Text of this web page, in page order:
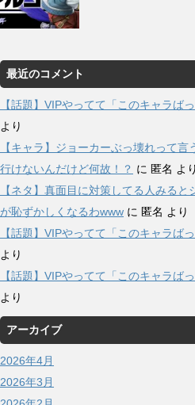
最近のコメント
【話題】VIPやってて「このキャラば
より
【キャラ】ジョーカーぶっ壊れって
行けないんだけど何故！？ に 匿名 より
【ネタ】真面目に対策してる人みる
が恥ずかしくなるわwww に 匿名 より
【話題】VIPやってて「このキャラば
より
【話題】VIPやってて「このキャラば
より
アーカイブ
2026年4月
2026年3月